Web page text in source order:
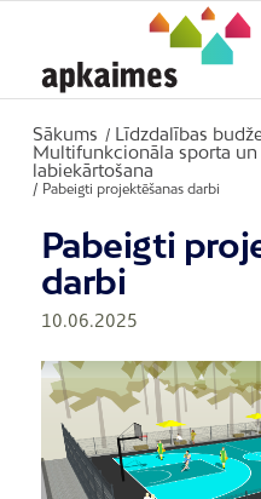
Sākums / Līdzdalības
Multifunkcionāla sporta un
labiekārtošana
/ Pabeigti projektēšanas darbi
Pabeigti
darbi
10.06.2025